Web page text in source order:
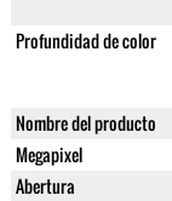
Profundidad de color
Nombre del producto
Megapixel
Abertura